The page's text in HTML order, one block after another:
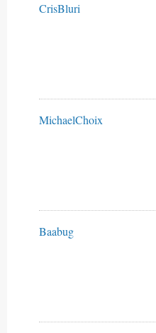
CrisBluri
MichaelChoix
Baabug